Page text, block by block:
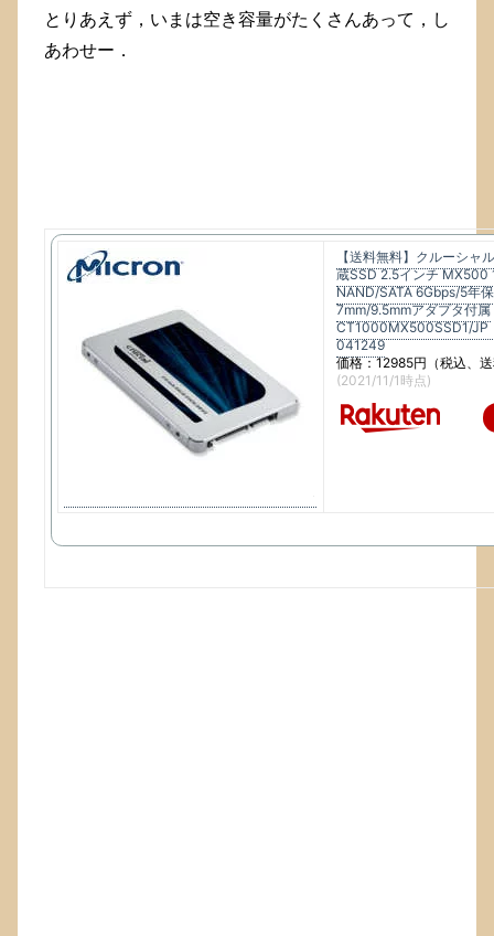
とりあえず，いまは空き容量がたくさんあって，し
あわせー．
【送料無料】クルーシャ
蔵SSD 2.5インチ MX500
NAND/SATA 6Gbps/5年
7mm/9.5mmアダプタ付属
CT1000MX500SSD1/
041249
価格：12985円（税込、
(2021/11/1時点)